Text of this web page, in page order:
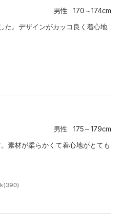
男性 170～174cm
た。デザインがカッコ良く着心地
男性 175～179cm
素材が柔らかくて着心地がとても